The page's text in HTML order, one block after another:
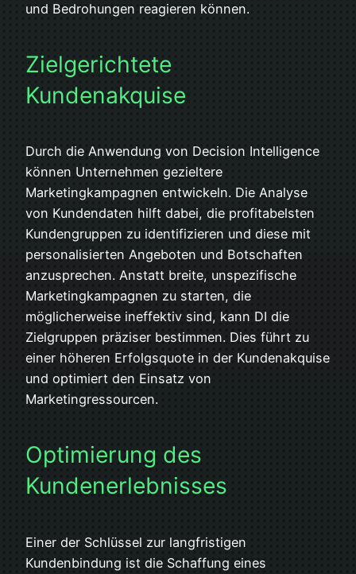
und Bedrohungen reagieren können.
Zielgerichtete
Kundenakquise
Durch die Anwendung von Decision Intelligence
können Unternehmen gezieltere
Marketingkampagnen entwickeln. Die Analyse
von Kundendaten hilft dabei, die profitabelsten
Kundengruppen zu identifizieren und diese mit
personalisierten Angeboten und Botschaften
anzusprechen. Anstatt breite, unspezifische
Marketingkampagnen zu starten, die
möglicherweise ineffektiv sind, kann DI die
Zielgruppen präziser bestimmen. Dies führt zu
einer höheren Erfolgsquote in der Kundenakquise
und optimiert den Einsatz von
Marketingressourcen.
Optimierung des
Kundenerlebnisses
Einer der Schlüssel zur langfristigen
Kundenbindung ist die Schaffung eines